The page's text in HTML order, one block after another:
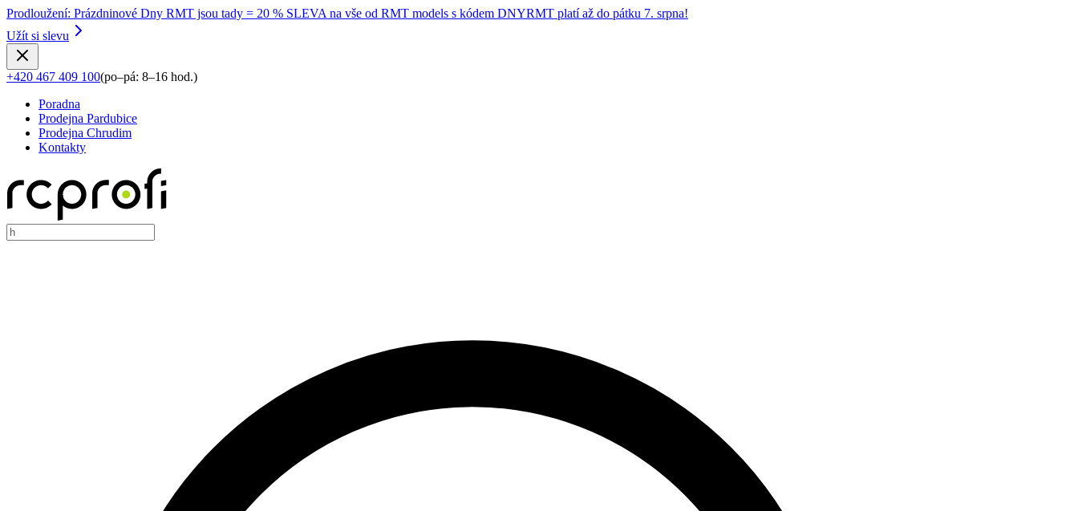
Prodloužení: Prázdninové Dny RMT jsou tady = 20 % SLEVA na vše od RMT models s kódem DNYRMT platí až do pátku 7. srpna!
Užít si slevu
+420 467 409 100(po–pá: 8–16 hod.)
Poradna
Prodejna Pardubice
Prodejna Chrudim
Kontakty